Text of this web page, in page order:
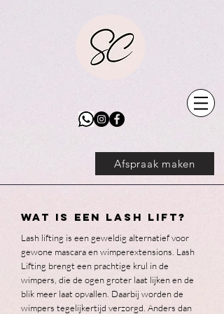
Afspraak maken
wat is een LASH LIFt?
Lash lifting is een geweldig alternatief voor
gewone mascara en wimperextensions. Lash
Lifting brengt een prachtige krul in de
wimpers, die de ogen groter laat lijken en de
blik meer laat opvallen. Daarbij worden de
wimpers tegelijkertijd verzorgd. Anders dan